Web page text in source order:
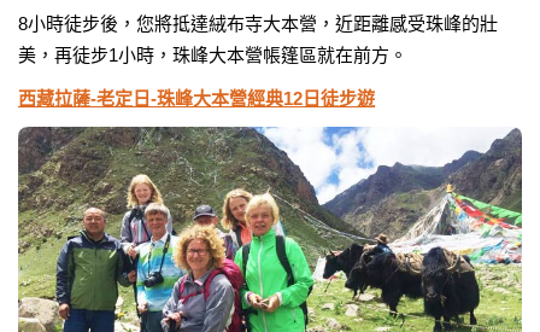
8小時徒步後，您將抵達絨布寺大本營，近距離感受珠峰的壯
美，再徒步1小時，珠峰大本營帳篷區就在前方。
西藏拉薩-老定日-珠峰大本營經典12日徒步遊